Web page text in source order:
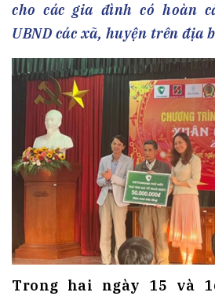
cho các gia đình có hoàn
UBND các xã, huyện trên địa
Trong hai ngày 15 và